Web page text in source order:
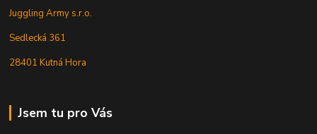
Juggling Army s.r.o.
Sedlecká 361
28401 Kutná Hora
Jsem tu pro Vás